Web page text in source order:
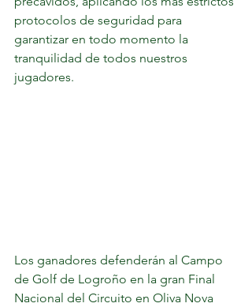
protocolos de seguridad para
garantizar en todo momento la
tranquilidad de todos nuestros
jugadores.
Los ganadores defenderán al Campo
de Golf de Logroño en la gran Final
Nacional del Circuito en Oliva Nova